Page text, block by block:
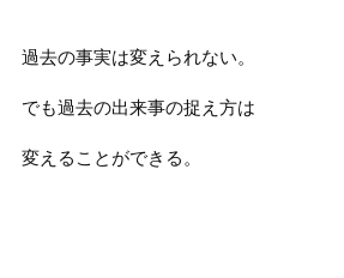
過去の事実は変えられない。
でも過去の出来事の捉え方は
変えることができる。